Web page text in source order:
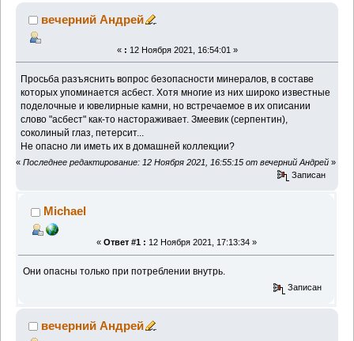
вечерний Андрей
« : 12 Ноября 2021, 16:54:01 »
Просьба разъяснить вопрос безопасности минералов, в составе
которых упоминается асбест. Хотя многие из них широко известные
поделочные и ювелирные камни, но встречаемое в их описании
слово "асбест" как-то настораживает. Змеевик (серпентин),
соколиный глаз, петерсит...
Не опасно ли иметь их в домашней коллекции?
« Последнее редактирование: 12 Ноября 2021, 16:55:15 от вечерний Андрей »
Записан
Michael
« Ответ #1 : 12 Ноября 2021, 17:13:34 »
Они опасны только при потреблении внутрь.
Записан
вечерний Андрей